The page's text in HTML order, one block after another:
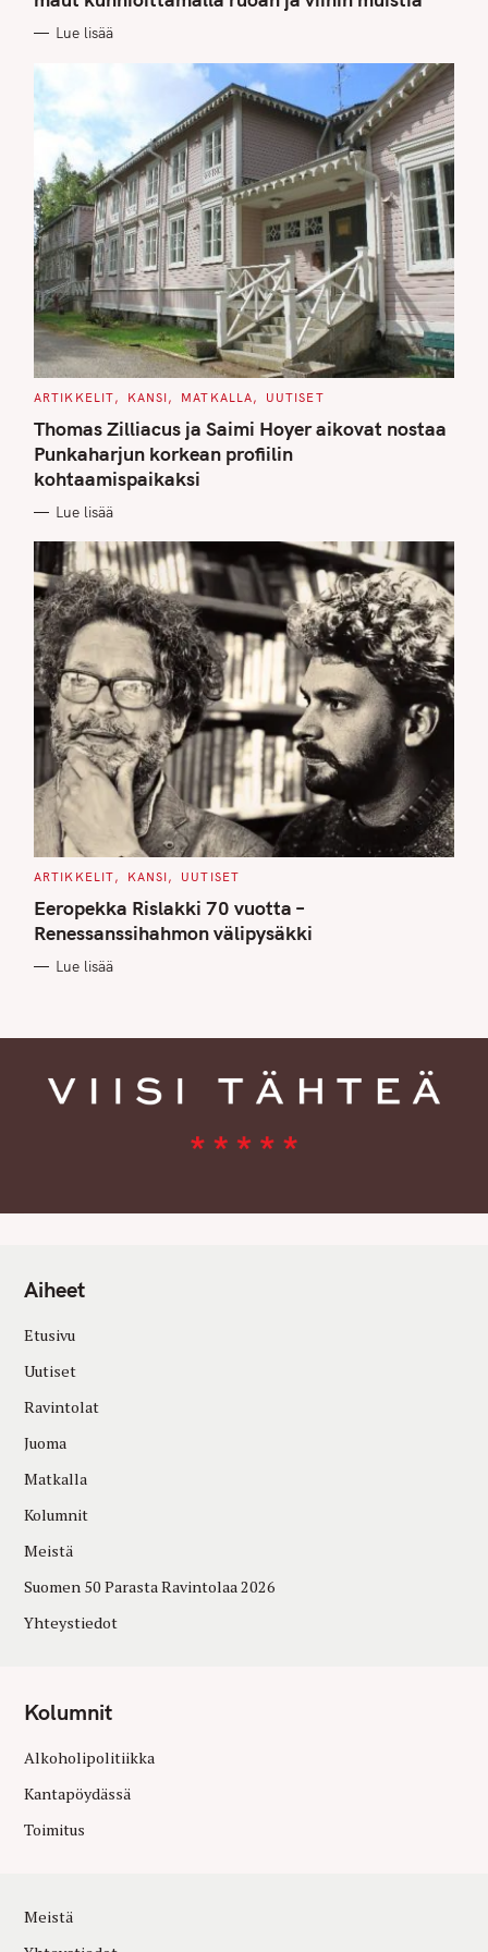
O
I
Lue lisää
C
T
E
G
O
R
I
S
ARTIKKELIT KANSI MATKALLA UUTISET
Thomas Zilliacus ja Saimi Hoyer aikovat nostaa
Punkaharjun korkean profiilin
kohtaamispaikaksi
Lue lisää
C
T
E
G
O
I
ARTIKKELIT KANSI UUTISET
Eeropekka Rislakki 70 vuotta –
Renessanssihahmon välipysäkki
Lue lisää
Aiheet
Etusivu
Uutiset
Ravintolat
Juoma
Matkalla
Kolumnit
Meistä
Suomen 50 Parasta Ravintolaa 2026
Yhteystiedot
Kolumnit
Alkoholipolitiikka
Kantapöydässä
Toimitus
Meistä